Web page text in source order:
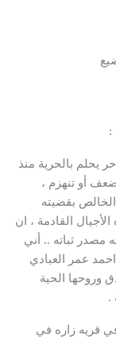
:
يحلم بالحرية منذ
أو تنهزم ،
بقضيته
القادمة ، ان
مصدر ثباته .. أني
عمر العبادي
وروحها الحية
.
المرقشي من مواليد 1963في في قريه زاره في